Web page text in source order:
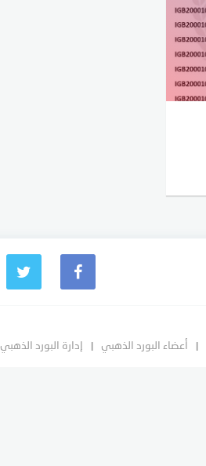
أعضاء البورد الذهبي إدارة البورد الذهبي